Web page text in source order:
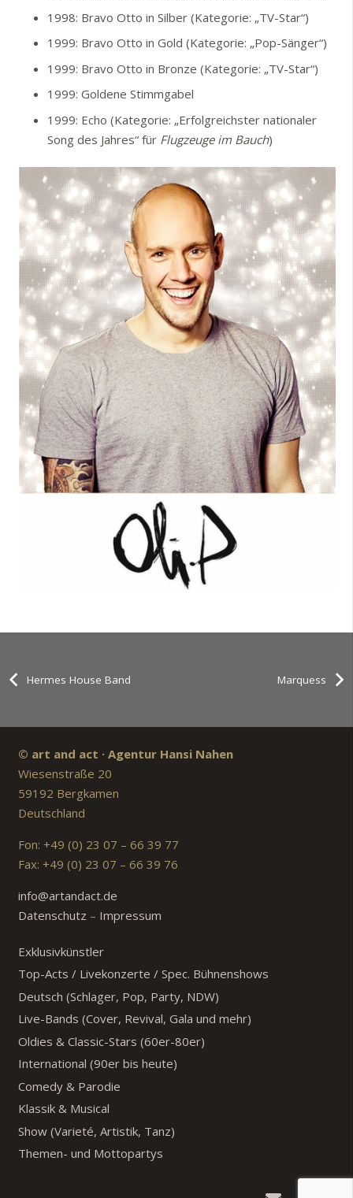
1998: Bravo Otto in Silber (Kategorie: „TV-Star“)
1999: Bravo Otto in Gold (Kategorie: „Pop-Sänger“)
1999: Bravo Otto in Bronze (Kategorie: „TV-Star“)
1999: Goldene Stimmgabel
1999: Echo (Kategorie: „Erfolgreichster nationaler
Song des Jahres“ für Flugzeuge im Bauch)
Hermes House Band Marquess
© art and act · Agentur Hansi Nahen
Wiesenstraße 20
59192 Bergkamen
Deutschland
Fon: +49 (0) 23 07 – 66 39 77
Fax: +49 (0) 23 07 – 66 39 76
info@artandact.de
Datenschutz – Impressum
Exklusivkünstler
Top-Acts / Livekonzerte / Spec. Bühnenshows
Deutsch (Schlager, Pop, Party, NDW)
Live-Bands (Cover, Revival, Gala und mehr)
Oldies & Classic-Stars (60er-80er)
International (90er bis heute)
Comedy & Parodie
Klassik & Musical
Show (Varieté, Artistik, Tanz)
Themen- und Mottopartys